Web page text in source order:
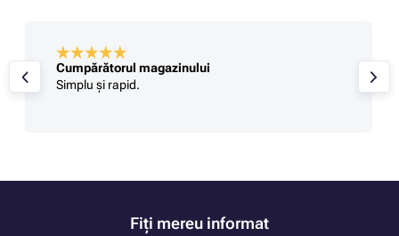
Cumpărătorul magazinului
Simplu și rapid.
Fiți mereu informat